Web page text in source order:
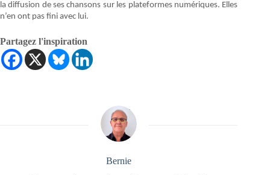
la diffusion de ses chansons sur les plateformes numériques. Elles
n’en ont pas fini avec lui.
Partagez l'inspiration
Bernie